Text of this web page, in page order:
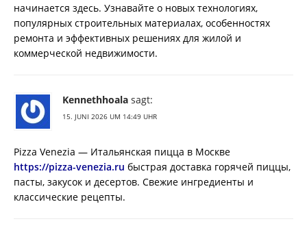
начинается здесь. Узнавайте о новых технологиях,
популярных строительных материалах, особенностях
ремонта и эффективных решениях для жилой и
коммерческой недвижимости.
Kennethhoala sagt:
15. JUNI 2026 UM 14:49 UHR
Pizza Venezia — Итальянская пицца в Москве
https://pizza-venezia.ru быстрая доставка горячей пиццы,
пасты, закусок и десертов. Свежие ингредиенты и
классические рецепты.